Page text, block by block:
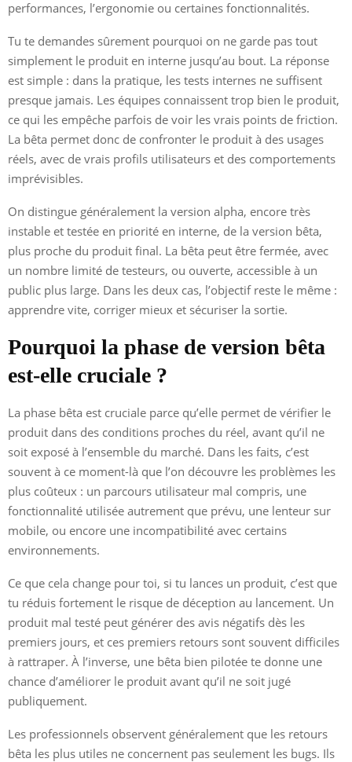
performances, l’ergonomie ou certaines fonctionnalités.
Tu te demandes sûrement pourquoi on ne garde pas tout
simplement le produit en interne jusqu’au bout. La réponse
est simple : dans la pratique, les tests internes ne suffisent
presque jamais. Les équipes connaissent trop bien le produit,
ce qui les empêche parfois de voir les vrais points de friction.
La bêta permet donc de confronter le produit à des usages
réels, avec de vrais profils utilisateurs et des comportements
imprévisibles.
On distingue généralement la version alpha, encore très
instable et testée en priorité en interne, de la version bêta,
plus proche du produit final. La bêta peut être fermée, avec
un nombre limité de testeurs, ou ouverte, accessible à un
public plus large. Dans les deux cas, l’objectif reste le même :
apprendre vite, corriger mieux et sécuriser la sortie.
Pourquoi la phase de version bêta
est-elle cruciale ?
La phase bêta est cruciale parce qu’elle permet de vérifier le
produit dans des conditions proches du réel, avant qu’il ne
soit exposé à l’ensemble du marché. Dans les faits, c’est
souvent à ce moment-là que l’on découvre les problèmes les
plus coûteux : un parcours utilisateur mal compris, une
fonctionnalité utilisée autrement que prévu, une lenteur sur
mobile, ou encore une incompatibilité avec certains
environnements.
Ce que cela change pour toi, si tu lances un produit, c’est que
tu réduis fortement le risque de déception au lancement. Un
produit mal testé peut générer des avis négatifs dès les
premiers jours, et ces premiers retours sont souvent difficiles
à rattraper. À l’inverse, une bêta bien pilotée te donne une
chance d’améliorer le produit avant qu’il ne soit jugé
publiquement.
Les professionnels observent généralement que les retours
bêta les plus utiles ne concernent pas seulement les bugs. Ils